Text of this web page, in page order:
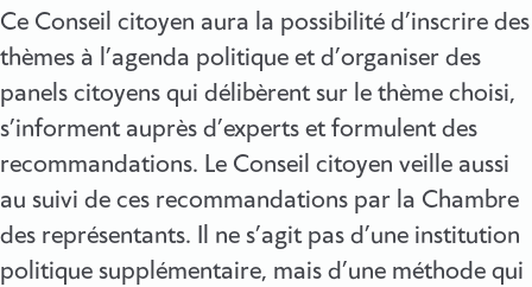
Ce Conseil citoyen aura la possibilité d’inscrire des
thèmes à l’agenda politique et d’organiser des
panels citoyens qui délibèrent sur le thème choisi,
s’informent auprès d’experts et formulent des
recommandations. Le Conseil citoyen veille aussi
au suivi de ces recommandations par la Chambre
des représentants. Il ne s’agit pas d’une institution
politique supplémentaire, mais d’une méthode qui